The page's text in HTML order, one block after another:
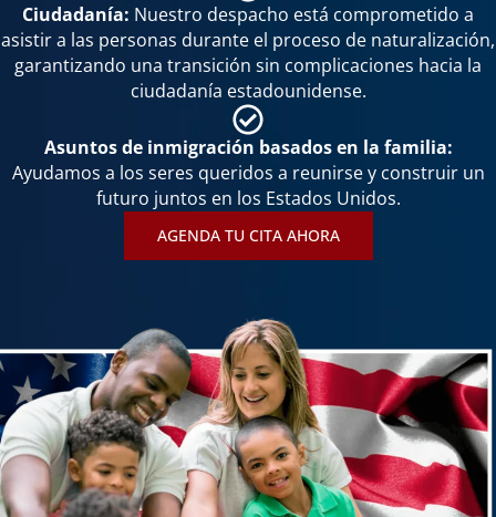
Ciudadanía: Nuestro despacho está comprometido a
asistir a las personas durante el proceso de naturalización,
garantizando una transición sin complicaciones hacia la
ciudadanía estadounidense.
Asuntos de inmigración basados en la familia:
Ayudamos a los seres queridos a reunirse y construir un
futuro juntos en los Estados Unidos.
AGENDA TU CITA AHORA